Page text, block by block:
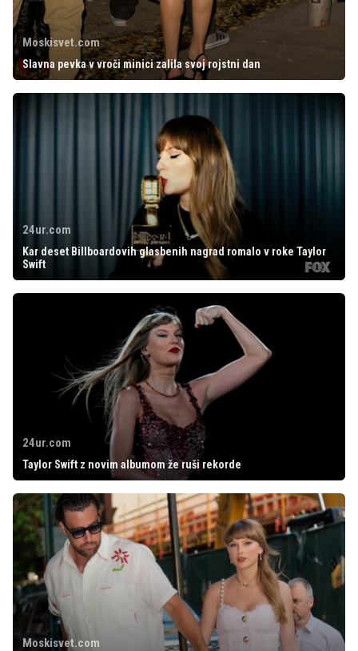
Moskisvet.com
Slavna pevka v vroči minici zalila svoj rojstni dan
24ur.com
Kar deset Billboardovih glasbenih nagrad romalo v roke Taylor
Swift
24ur.com
Taylor Swift z novim albumom že ruši rekorde
Moskisvet.com